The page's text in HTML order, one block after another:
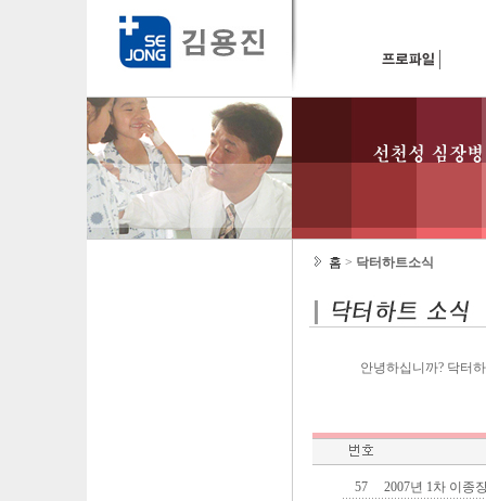
홈 > 닥터하트소식
안녕하십니까? 닥터
57
2007년 1차 이종